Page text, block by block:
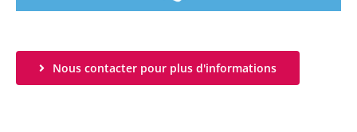
Nous contacter pour plus d'informations